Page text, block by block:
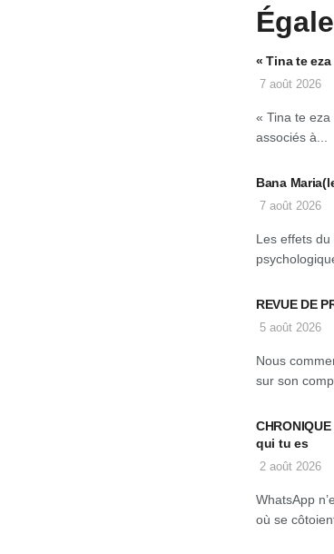
« Tina te
7 août 2026
« Tina te
associés à...
Bana
7 août 2026
Les effets
REVUE DE
5 août 2026
Nous
sur son
qui tu es
2 août 2026
WhatsApp
où se